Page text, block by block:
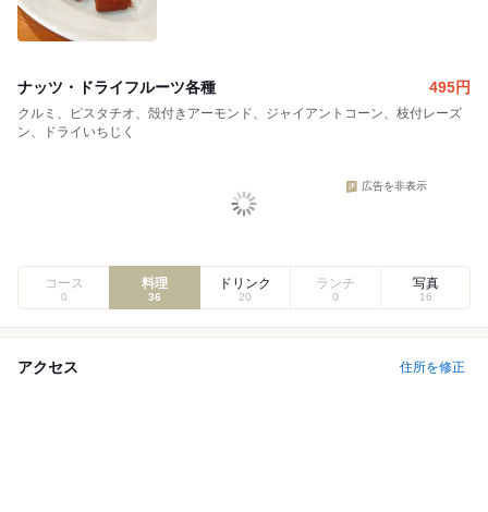
ナッツ・ドライフルーツ各種 495円
クルミ、ピスタチオ、殻付きアーモンド、ジャイアントコーン、枝付レーズ
ン、ドライいちじく
広告を非表示
コース
0
料理
36
ドリンク
20
ランチ
0
写真
16
アクセス 住所を修正